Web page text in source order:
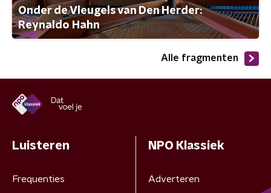
Onder de Vleugels van Den Herder:
Reynaldo Hahn
Alle fragmenten
Luisteren
Frequenties
NPO Klassiek
Adverteren